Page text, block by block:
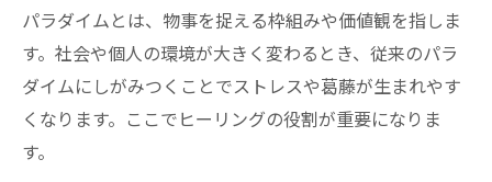
ヒーリングがパラダイム理解を深める要因
癒しの視点から考えるパラダイムとは
ヒーリングで気づく新たな価値観の正体
パラダイムシフトを癒しで体感する方法
パラダイムとは、物事を捉える枠組みや価値観を指しま
す。社会や個人の環境が大きく変わるとき、従来のパラ
ダイムにしがみつくことでストレスや葛藤が生まれやす
くなります。ここでヒーリングの役割が重要になりま
す。